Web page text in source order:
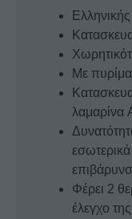
Με
λαμαρίνα
Φέρει 2
έλεγχο